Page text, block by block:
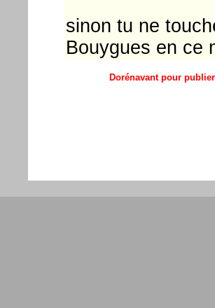
sinon tu ne
Bouygues en ce
Dorénavant pour